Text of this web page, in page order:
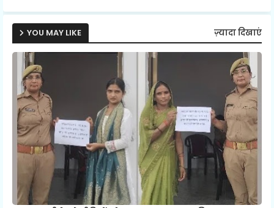
YOU MAY LIKE ज़्यादा दिखाएं